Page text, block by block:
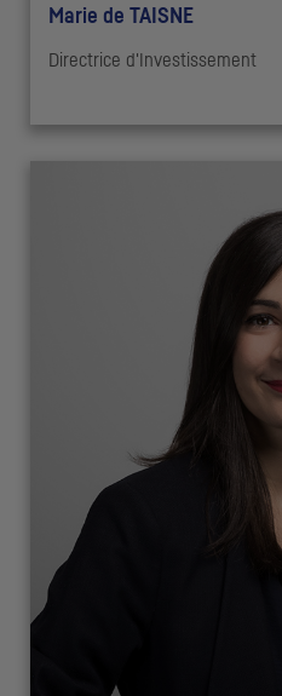
Marie de TAISNE
Directrice d'Investissement